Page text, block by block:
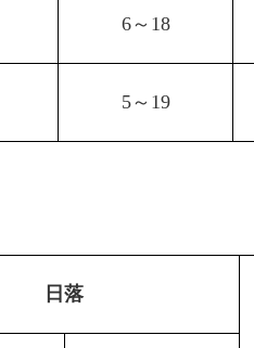
6～18
5～19
日落